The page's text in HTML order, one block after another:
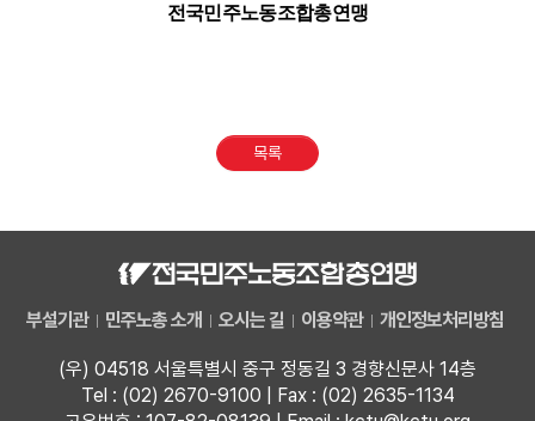
전국민주노동조합총연맹
목록
부설기관 민주노총 소개 오시는 길 이용약관 개인정보처리방침
(우) 04518 서울특별시 중구 정동길 3 경향신문사 14층
Tel : (02) 2670-9100 | Fax : (02) 2635-1134